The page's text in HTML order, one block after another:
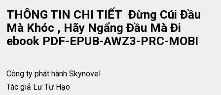
THÔNG TIN CHI TIẾT Đừng Cúi Đầu
Mà Khóc , Hãy Ngẩng Đầu Mà Đi
ebook PDF-EPUB-AWZ3-PRC-MOBI
Công ty phát hành Skynovel
Tác giả Lư Tư Hạo